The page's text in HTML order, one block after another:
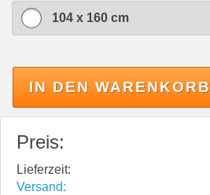
104 x 160 cm
IN DEN WARENKORB
Preis:
Lieferzeit:
Versand: